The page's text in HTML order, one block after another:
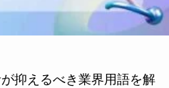
抑えるべき業界用語を解